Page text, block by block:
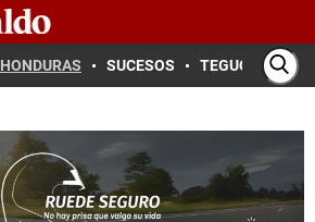
HONDURAS SUCESOS TEGUCIGALPA